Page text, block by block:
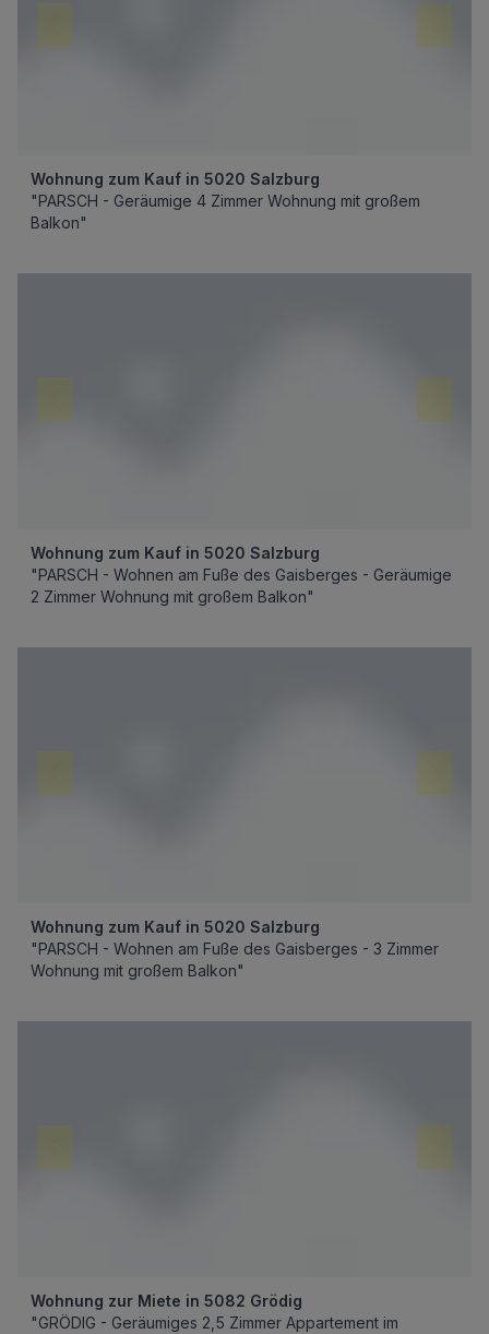
Wohnung zum Kauf in 5020 Salzburg
"PARSCH - Geräumige 4 Zimmer Wohnung mit großem
Balkon"
Wohnung zum Kauf in 5020 Salzburg
"PARSCH - Wohnen am Fuße des Gaisberges - Geräumige
2 Zimmer Wohnung mit großem Balkon"
Wohnung zum Kauf in 5020 Salzburg
"PARSCH - Wohnen am Fuße des Gaisberges - 3 Zimmer
Wohnung mit großem Balkon"
Wohnung zur Miete in 5082 Grödig
"GRÖDIG - Geräumiges 2,5 Zimmer Appartement im